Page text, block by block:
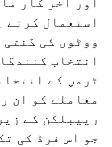
ووٹوں کی
انتخاب
ٹرمپ کے
معاملے کو ان
ریپبلکن کے
جو اس فرڈ کی